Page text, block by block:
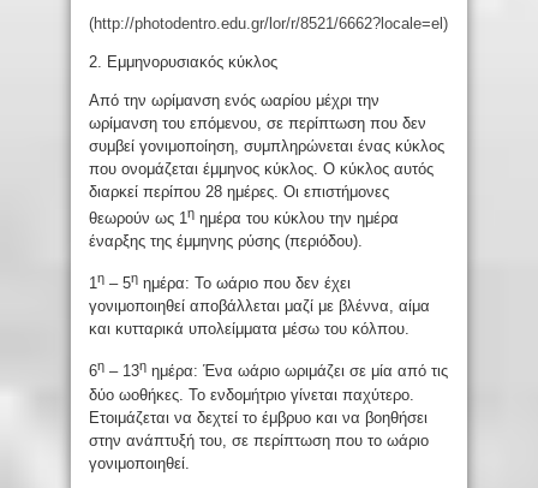
(http://photodentro.edu.gr/lor/r/8521/6662?locale=el )
2. Εμμηνορυσιακός κύκλος
Από την ωρίμανση ενός ωαρίου μέχρι την
ωρίμανση του επόμενου, σε περίπτωση που δεν
συμβεί γονιμοποίηση, συμπληρώνεται ένας κύκλος
που ονομάζεται έμμηνος κύκλος. Ο κύκλος αυτός
διαρκεί περίπου 28 ημέρες. Οι επιστήμονες
θεωρούν ως 1η ημέρα του κύκλου την ημέρα
έναρξης της έμμηνης ρύσης (περιόδου).
1η – 5η ημέρα: Το ωάριο που δεν έχει
γονιμοποιηθεί αποβάλλεται μαζί με βλέννα, αίμα
και κυτταρικά υπολείμματα μέσω του κόλπου.
6η – 13η ημέρα: Ένα ωάριο ωριμάζει σε μία από τις
δύο ωοθήκες. Το ενδομήτριο γίνεται παχύτερο.
Ετοιμάζεται να δεχτεί το έμβρυο και να βοηθήσει
στην ανάπτυξή του, σε περίπτωση που το ωάριο
γονιμοποιηθεί.